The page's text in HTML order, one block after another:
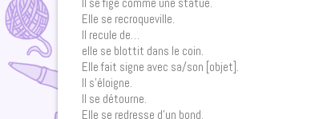
Elle se recroqueville.
Il recule de…
elle se blottit dans le coin.
Elle fait signe avec sa/son [objet].
Il s’éloigne.
Il se détourne.
Elle se redresse d’un bond.